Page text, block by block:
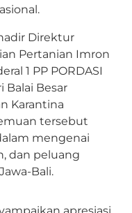
Direktur
Pertanian Imron
1 PP PORDASI
Balai Besar
Karantina
tersebut
mengenai
dan peluang
Bali.
apresiasi